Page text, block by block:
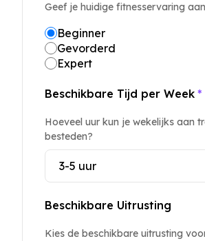
Geef je huidige fitnesservaring
Beginner
Gevorderd
Expert
Beschikbare Tijd per Week *
Hoeveel uur kun je wekelijks aan
besteden?
Beschikbare Uitrusting
Kies de beschikbare uitrusting